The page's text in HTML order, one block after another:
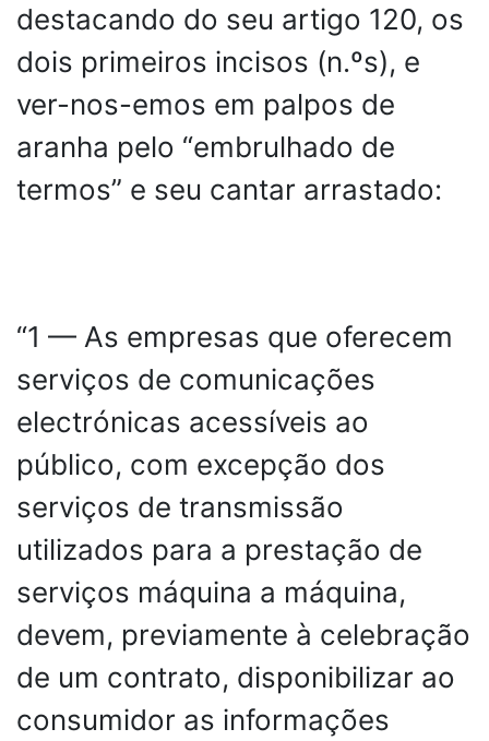
destacando do seu artigo 120, os
dois primeiros incisos (n.ºs), e
ver-nos-emos em palpos de
aranha pelo “embrulhado de
termos” e seu cantar arrastado:
“1 — As empresas que oferecem
serviços de comunicações
electrónicas acessíveis ao
público, com excepção dos
serviços de transmissão
utilizados para a prestação de
serviços máquina a máquina,
devem, previamente à celebração
de um contrato, disponibilizar ao
consumidor as informações